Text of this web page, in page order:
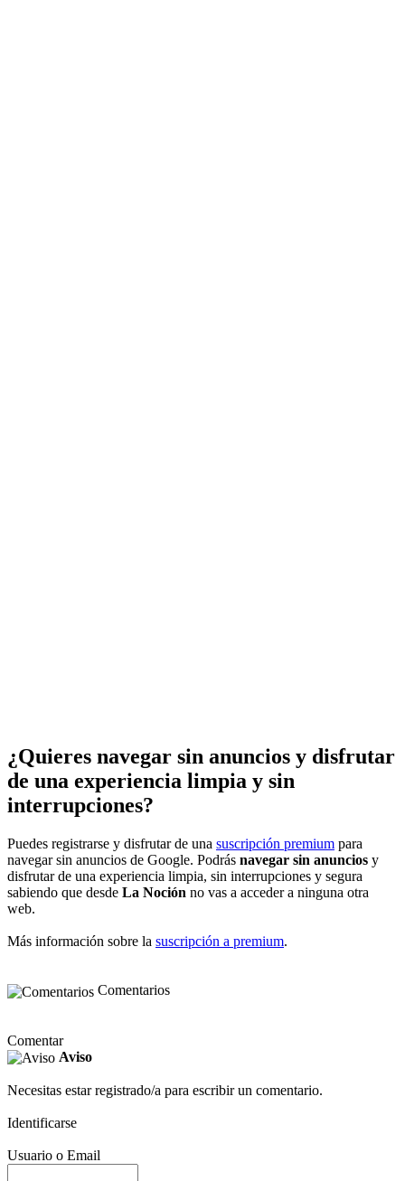
¿Quieres navegar sin anuncios y disfrutar
de una experiencia limpia y sin
interrupciones?
Puedes registrarse y disfrutar de una suscripción premium para
navegar sin anuncios de Google. Podrás navegar sin anuncios y
disfrutar de una experiencia limpia, sin interrupciones y segura
sabiendo que desde La Noción no vas a acceder a ninguna otra
web.
Más información sobre la suscripción a premium.
Comentarios
Comentar
Aviso
Necesitas estar registrado/a para escribir un comentario.
Identificarse
Usuario o Email